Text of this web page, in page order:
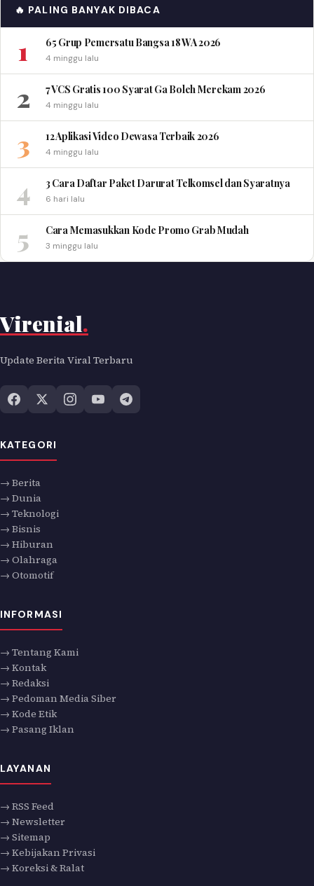
🔥 PALING BANYAK DIBACA
1 65 Grup Pemersatu Bangsa 18 WA 2026
4 minggu lalu
2 7 VCS Gratis 100 Syarat Ga Boleh Merekam 2026
4 minggu lalu
3 12 Aplikasi Video Dewasa Terbaik 2026
4 minggu lalu
4 3 Cara Daftar Paket Darurat Telkomsel dan Syaratnya
6 hari lalu
5 Cara Memasukkan Kode Promo Grab Mudah
3 minggu lalu
Virenial.
Update Berita Viral Terbaru
KATEGORI
→ Berita
→ Dunia
→ Teknologi
→ Bisnis
→ Hiburan
→ Olahraga
→ Otomotif
INFORMASI
→ Tentang Kami
→ Kontak
→ Redaksi
→ Pedoman Media Siber
→ Kode Etik
→ Pasang Iklan
LAYANAN
→ RSS Feed
→ Newsletter
→ Sitemap
→ Kebijakan Privasi
→ Koreksi & Ralat